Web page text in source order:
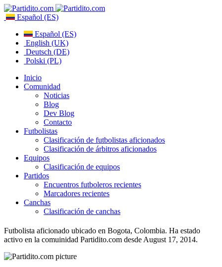
Español (ES)
Español (ES)
English (UK)
Deutsch (DE)
Polski (PL)
Inicio
Comunidad
Noticias
Blog
Dev Blog
Contacto
Futbolistas
Clasificación de futbolistas aficionados
Clasificación de árbitros aficionados
Equipos
Clasificación de equipos
Partidos
Encuentros futboleros recientes
Marcadores recientes
Canchas
Clasificación de canchas
Futbolista aficionado ubicado en Bogota, Colombia. Ha estado
activo en la comuinidad Partidito.com desde August 17, 2014.